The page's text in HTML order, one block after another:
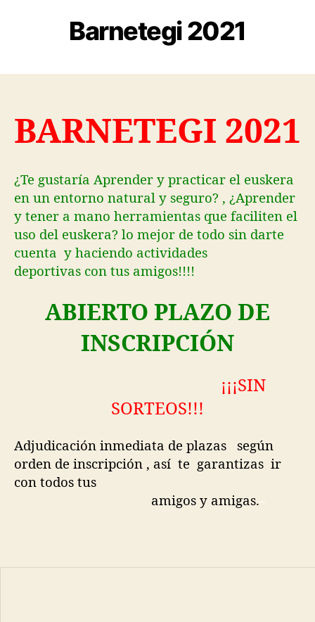
Barnetegi 2021
BARNETEGI 2021
¿Te gustaría Aprender y practicar el euskera
en un entorno natural y seguro? , ¿Aprender
y tener a mano herramientas que faciliten el
uso del euskera? lo mejor de todo sin darte
cuenta y haciendo actividades
deportivas con tus amigos!!!!
ABIERTO PLAZO DE
INSCRIPCIÓN
¡¡¡SIN
SORTEOS!!!
Adjudicación inmediata de plazas según
orden de inscripción , así te garantizas ir
con todos tus
amigos y amigas.–